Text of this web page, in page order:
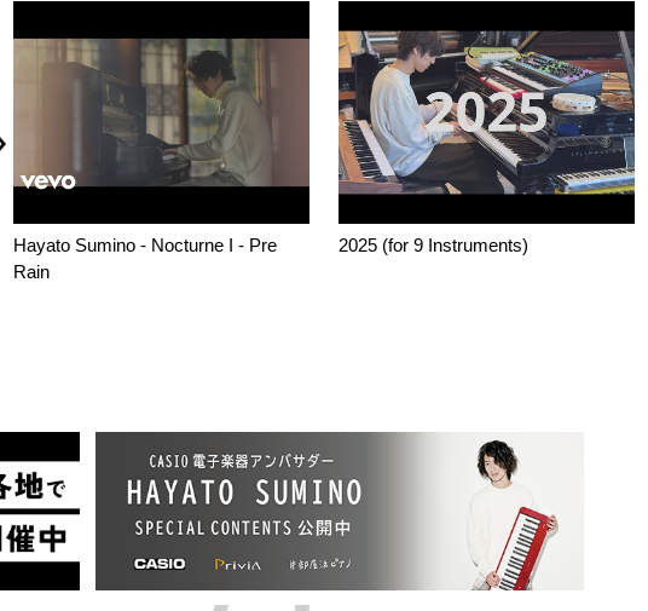
Hayato Sumino - Nocturne I - Pre
Rain
2025 (for 9 Instruments)